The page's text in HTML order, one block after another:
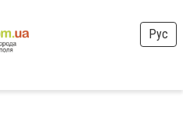
Рус